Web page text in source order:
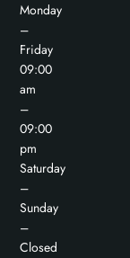
Monday
–
Friday
09:00
am
–
09:00
pm
Saturday
–
Sunday
–
Closed